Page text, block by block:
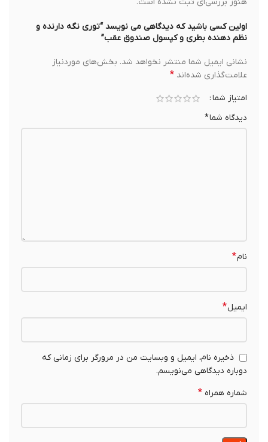
اولین کسی باشید که دیدگاهی می نویسد “توری نگه دارنده و
نظم دهنده بطری و کپسول صندوق عقب”
نشانی ایمیل شما منتشر نخواهد شد. بخش‌های موردنیاز
علامت‌گذاری شده‌اند*
امتیاز شما
دیدگاه شما*
ایمیل*
ذخیره نام، ایمیل و وبسایت من در مرورگر برای زمانی که
دوباره دیدگاهی می‌نویسم.
شماره همراه*